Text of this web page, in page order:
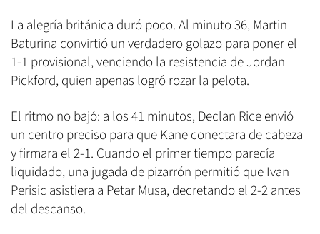
La alegría británica duró poco. Al minuto 36, Martin
Baturina convirtió un verdadero golazo para poner el
1-1 provisional, venciendo la resistencia de Jordan
Pickford, quien apenas logró rozar la pelota.
El ritmo no bajó: a los 41 minutos, Declan Rice envió
un centro preciso para que Kane conectara de cabeza
y firmara el 2-1. Cuando el primer tiempo parecía
liquidado, una jugada de pizarrón permitió que Ivan
Perisic asistiera a Petar Musa, decretando el 2-2 antes
del descanso.